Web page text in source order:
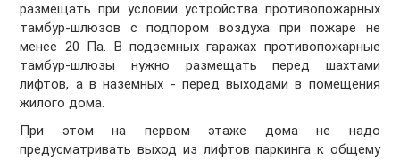
размещать при условии устройства противопожарных
тамбур-шлюзов с подпором воздуха при пожаре не
менее 20 Па. В подземных гаражах противопожарные
тамбур-шлюзы нужно размещать перед шахтами
лифтов, а в наземных - перед выходами в помещения
жилого дома.
При этом на первом этаже дома не надо
предусматривать выход из лифтов паркинга к общему